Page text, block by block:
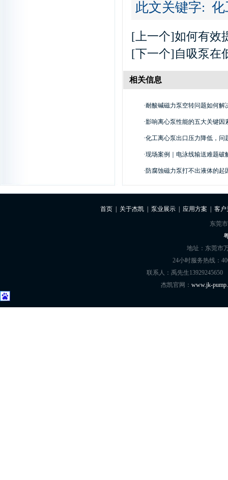
此文关键字: 化
[上一个]如何有效
[下一个] 自吸泵在
相关信息
·耐酸碱磁力泵空转问题如何解
·影响离心泵性能的五大关键因
·化工离心泵出口压力降低，问
·现场案例｜电泳线输送难题破
·防腐蚀磁力泵打不出液体的起
首页 关于杰凯 泵业展示 应用方案 客户
东莞
地址：东莞市
24小时服务热线：
联系人：禹先生13929245650
杰凯官网： www.jk-